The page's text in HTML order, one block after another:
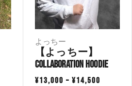
よっちー
【よっちー】
Collaboration Hoodie
¥13,000 – ¥14,500